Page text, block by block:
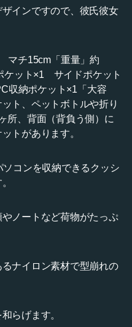
インですので、彼氏彼女
マチ15cm「重量」約
ケット×1 サイドポケット
収納ポケット×1「大容
ト、ペットボトルや折り
所、背面（背負う側）に
トがあります。
コンを収納できるクッシ
ノートなど荷物がたっぷ
るナイロン素材で型崩れの
らげます。